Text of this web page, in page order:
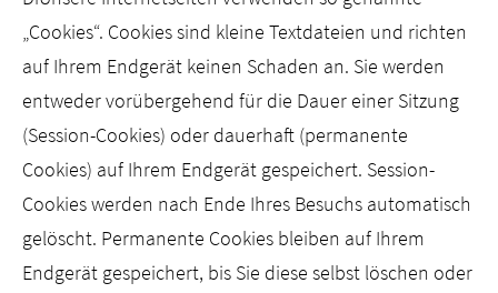
„Cookies“. Cookies sind kleine Textdateien und richten
auf Ihrem Endgerät keinen Schaden an. Sie werden
entweder vorübergehend für die Dauer einer Sitzung
(Session-Cookies) oder dauerhaft (permanente
Cookies) auf Ihrem Endgerät gespeichert. Session-
Cookies werden nach Ende Ihres Besuchs automatisch
gelöscht. Permanente Cookies bleiben auf Ihrem
Endgerät gespeichert, bis Sie diese selbst löschen oder